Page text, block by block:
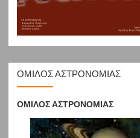
ΟΜΙΛΟΣ ΑΣΤΡΟΝΟΜΙΑΣ
ΟΜΙΛΟΣ ΑΣΤΡΟΝΟΜΙΑΣ